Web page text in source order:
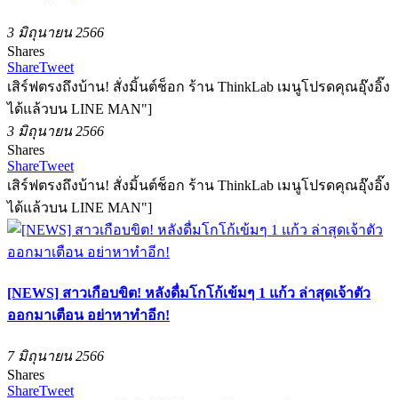
3 มิถุนายน 2566
Shares
ShareTweet
เสิร์ฟตรงถึงบ้าน! สั่งมิ้นต์ช็อก ร้าน ThinkLab เมนูโปรดคุณอุ๊งอิ๊ง
ได้แล้วบน LINE MAN"]
3 มิถุนายน 2566
Shares
ShareTweet
เสิร์ฟตรงถึงบ้าน! สั่งมิ้นต์ช็อก ร้าน ThinkLab เมนูโปรดคุณอุ๊งอิ๊ง
ได้แล้วบน LINE MAN"]
[NEWS] สาวเกือบขิต! หลังดื่มโกโก้เข้มๆ 1 แก้ว ล่าสุดเจ้าตัว
ออกมาเตือน อย่าหาทำอีก!
7 มิถุนายน 2566
Shares
ShareTweet